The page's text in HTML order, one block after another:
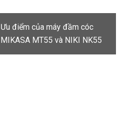
Ưu điểm của máy đầm cóc
MIKASA MT55 và NIKI NK55